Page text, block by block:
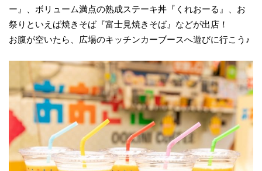
ー』、ボリューム満点の熟成ステーキ丼『くれおーる』、お
祭りといえば焼きそば『富士見焼きそば』などが出店！
お腹が空いたら、広場のキッチンカーブースへ遊びに行こう♪